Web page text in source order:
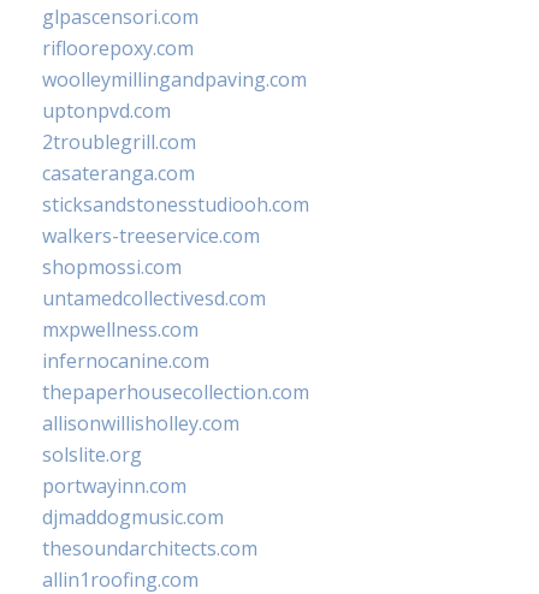
glpascensori.com
rifloorepoxy.com
woolleymillingandpaving.com
uptonpvd.com
2troublegrill.com
casateranga.com
sticksandstonesstudiooh.com
walkers-treeservice.com
shopmossi.com
untamedcollectivesd.com
mxpwellness.com
infernocanine.com
thepaperhousecollection.com
allisonwillisholley.com
solslite.org
portwayinn.com
djmaddogmusic.com
thesoundarchitects.com
allin1roofing.com